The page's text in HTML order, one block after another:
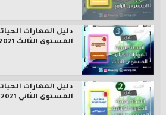
دليل المهارات
المستوى الثالث pdf 2021
دليل المهارات
المستوى الثاني pdf 2021